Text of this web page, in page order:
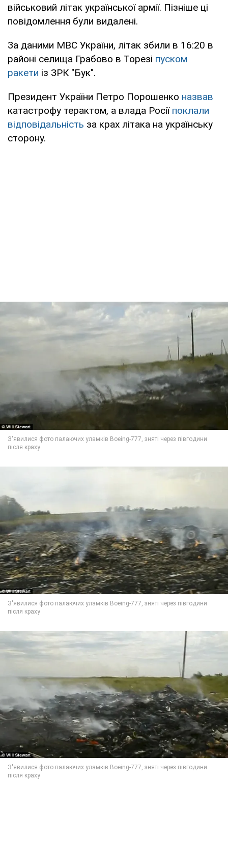
військовий літак української армії. Пізніше ці
повідомлення були видалені.
За даними МВС України, літак збили в 16:20 в
районі селища Грабово в Торезі пуском
ракети із ЗРК "Бук".
Президент України Петро Порошенко назвав
катастрофу терактом, а влада Росії поклали
відповідальність за крах літака на українську
сторону.